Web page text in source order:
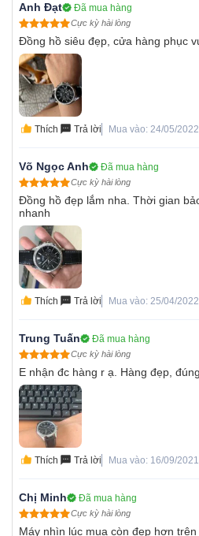
Anh Đạt Đã mua hàng
Cực kỳ hài lòng
Đồng hồ siêu đẹp, cửa hàng phục
Thích Trả lời Mua vào: 24/05/2022
Võ Ngọc Anh Đã mua hàng
Cực kỳ hài lòng
Đồng hồ đẹp lắm nha. Thời gian
nhanh
Thích Trả lời Mua vào: 25/04/2022
Trung Tuấn Đã mua hàng
Cực kỳ hài lòng
E nhận đc hàng r ạ. Hàng đẹp,
Thích Trả lời Mua vào: 16/09/2021
Chị Minh Đã mua hàng
Cực kỳ hài lòng
Máy nhìn lúc mua còn đẹp hơn